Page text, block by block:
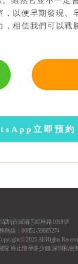
以便早期發現
相信我們可以戰
立即預約
深圳市羅湖區紅桂路1018號
熱線：00852-59885274
© 2025 All Rights
院 終止懷孕多少錢深圳私密